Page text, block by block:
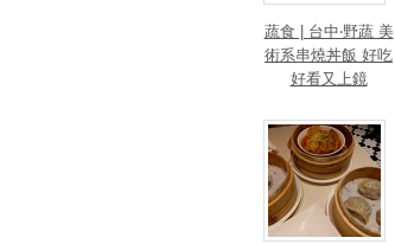
蔬食 | 台中‧野蔬 美
術系串燒丼飯 好吃
好看又上鏡